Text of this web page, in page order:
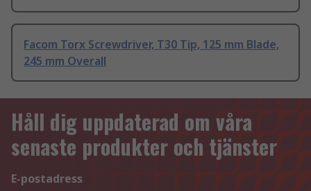
Facom Torx Screwdriver, T30 Tip, 125 mm Blade,
245 mm Overall
Håll dig uppdaterad om våra
senaste produkter och tjänster
E-postadress